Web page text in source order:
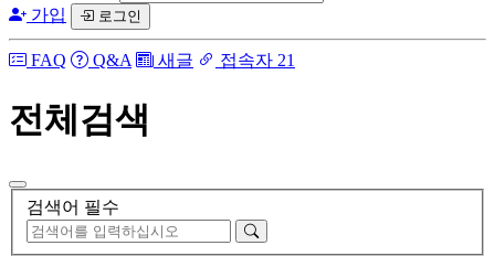
가입
로그인
FAQ Q&A 새글 접속자 21
전체검색
검색어 필수